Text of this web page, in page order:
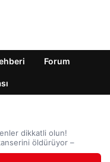
Forum
dikkatli olun!
öldürüyor –